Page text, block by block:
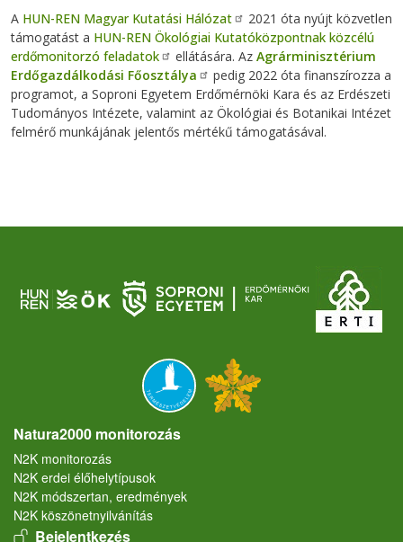
A HUN-REN Magyar Kutatási Hálózat
2021 óta nyújt közvetlen
támogatást a HUN-REN Ökológiai Kutatóközpontnak közcélú
erdőmonitorzó feladatok
ellátására. Az Agrárminisztérium
Erdőgazdálkodási Főosztálya
pedig 2022 óta finanszírozza a
programot, a Soproni Egyetem Erdőmérnöki Kara és az Erdészeti
Tudományos Intézete, valamint az Ökológiai és Botanikai Intézet
felmérő munkájának jelentős mértékű támogatásával.
Natura2000 monitorozás
N2K monitorozás
N2K erdei élőhelytípusok
N2K módszertan, eredmények
N2K köszönetnyilvánítás
User account menu
Bejelentkezés